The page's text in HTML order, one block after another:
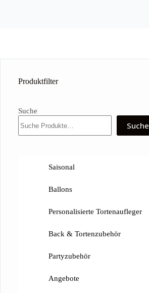
Produktfilter
Suche
Suche
Saisonal
Ballons
Personalisierte Tortenaufleger
Back & Tortenzubehör
Partyzubehör
Angebote